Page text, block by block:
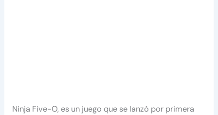
Ninja Five-O, es un juego que se lanzó por primera